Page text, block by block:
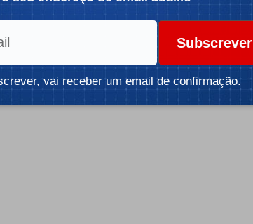
Subscrever
vai receber um email de confirmação.